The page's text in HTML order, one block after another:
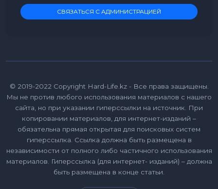
СВЯЗАТЬСЯ С АДМИНИСТРАЦИЕЙ
© 2019-2022 Copyright Hard-Life.kz - Все права защищены.
Мы не против любого использования материалов с нашего
сайта, но при указании гиперссылки на источник. При
копировании материалов, для интернет-изданий –
обязательна прямая открытая для поисковых систем
гиперссылка. Ссылка должна быть размещена в
независимости от полного либо частичного использования
материалов. Гиперссылка (для интернет- изданий) – должна
быть размещена в конце статьи.